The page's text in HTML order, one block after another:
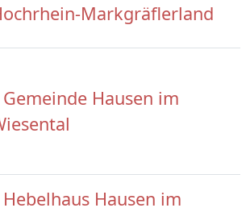
Markgräflerland
Gemeinde Hausen im
Hebelhaus Hausen im